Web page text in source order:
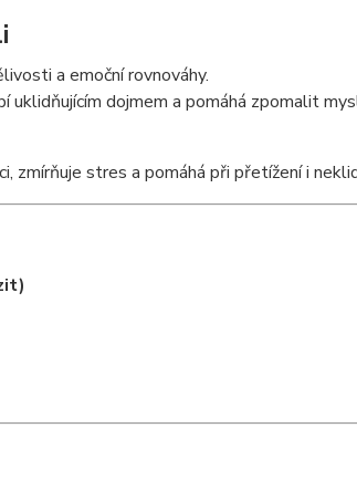
a emoční rovnováhy.
uklidňujícím dojmem a pomáhá zpomalit
zmírňuje stres a pomáhá při přetížení i